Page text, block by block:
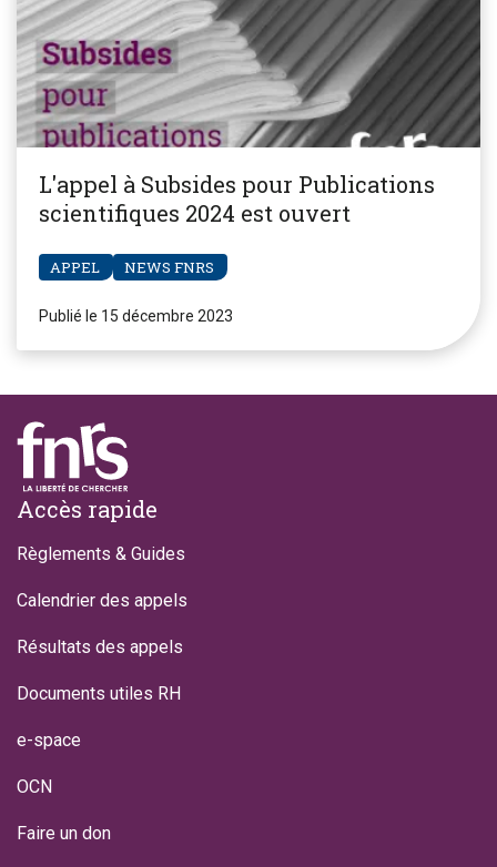
L'appel à Subsides pour Publications
scientifiques 2024 est ouvert
APPEL NEWS FNRS
Publié le 15 décembre 2023
Footer
Accès rapide
Règlements & Guides
Calendrier des appels
Résultats des appels
Documents utiles RH
e-space
OCN
Faire un don